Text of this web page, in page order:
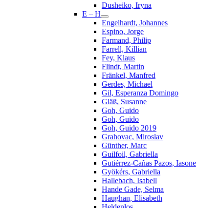
Dusheiko, Iryna
E – H
Engelhardt, Johannes
Espino, Jorge
Farmand, Philip
Farrell, Killian
Fey, Klaus
Flindt, Martin
Fränkel, Manfred
Gerdes, Michael
Gil, Esperanza Domingo
Gläß, Susanne
Goh, Guido
Goh, Guido
Goh, Guido 2019
Grahovac, Miroslav
Günther, Marc
Guilfoil, Gabriella
Gutiérrez-Cañas Pazos, Iasone
Gyökérs, Gabriella
Hallebach, Isabell
Hande Gade, Selma
Haughan, Elisabeth